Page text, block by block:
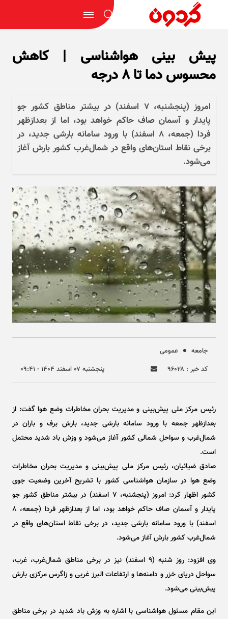
پیش بینی هواشناسی | کاهش
محسوس دما تا ۸ درجه
امروز (پنجشنبه، ۷ اسفند) در بیشتر مناطق کشور جو
پایدار و آسمان صاف حاکم خواهد بود، اما از بعدازظهر
فردا (جمعه، ۸ اسفند) با ورود سامانه بارشی جدید، در
برخی نقاط استان‌های واقع در شمال‌غرب کشور بارش آغاز
می‌شود.
جامعه
عمومی
کد خبر : ۹۶۰۲۸
پنجشنبه ۰۷ اسفند ۱۴۰۴ - ۰۹:۴۱
رئیس مرکز ملی پیش‌بینی و مدیریت بحران مخاطرات وضع هوا گفت: از
بعدازظهر جمعه با ورود سامانه بارشی جدید، بارش برف و باران در
شمال‌غرب و سواحل شمالی کشور آغاز می‌شود و وزش باد شدید محتمل
است.
صادق ضیائیان، رئیس مرکز ملی پیش‌بینی و مدیریت بحران مخاطرات
وضع هوا در سازمان هواشناسی کشور با تشریح آخرین وضعیت جوی
کشور اظهار کرد: امروز (پنجشنبه، ۷ اسفند) در بیشتر مناطق کشور جو
پایدار و آسمان صاف حاکم خواهد بود، اما از بعدازظهر فردا (جمعه، ۸
اسفند) با ورود سامانه بارشی جدید، در برخی نقاط استان‌های واقع در
شمال‌غرب کشور بارش آغاز می‌شود.
وی افزود: روز شنبه (۹ اسفند) نیز در برخی مناطق شمال‌غرب، غرب،
سواحل دریای خزر و دامنه‌ها و ارتفاعات البرز غربی و زاگرس مرکزی بارش
پیش‌بینی می‌شود.
این مقام مسئول هواشناسی با اشاره به وزش باد شدید در برخی مناطق